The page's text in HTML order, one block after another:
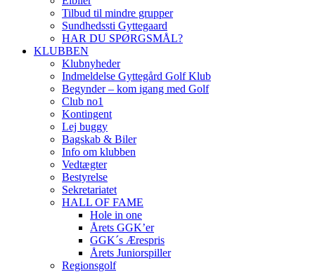
Tilbud til mindre grupper
Sundhedssti Gyttegaard
HAR DU SPØRGSMÅL?
KLUBBEN
Klubnyheder
Indmeldelse Gyttegård Golf Klub
Begynder – kom igang med Golf
Club no1
Kontingent
Lej buggy
Bagskab & Biler
Info om klubben
Vedtægter
Bestyrelse
Sekretariatet
HALL OF FAME
Hole in one
Årets GGK’er
GGK´s Ærespris
Årets Juniorspiller
Regionsgolf